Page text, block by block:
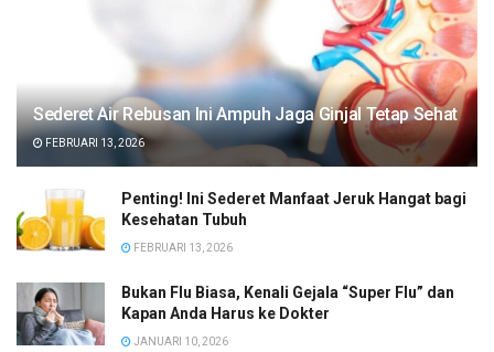
Sederet Air Rebusan Ini Ampuh Jaga Ginjal Tetap Sehat
FEBRUARI 13, 2026
Penting! Ini Sederet Manfaat Jeruk Hangat bagi
Kesehatan Tubuh
FEBRUARI 13, 2026
Bukan Flu Biasa, Kenali Gejala “Super Flu” dan
Kapan Anda Harus ke Dokter
JANUARI 10, 2026